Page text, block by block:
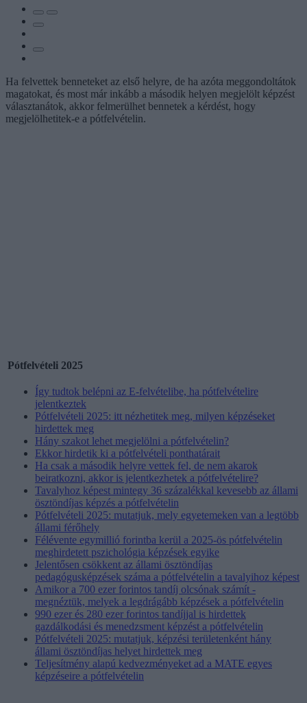
Ha felvettek benneteket az első helyre, de ha azóta meggondoltátok
magatokat, és most már inkább a második helyen megjelölt képzést
választanátok, akkor felmerülhet bennetek a kérdést, hogy
megjelölhetitek-e a pótfelvételin.
Pótfelvételi 2025
Így tudtok belépni az E-felvételibe, ha pótfelvételire
jelentkeztek
Pótfelvételi 2025: itt nézhetitek meg, milyen képzéseket
hirdettek meg
Hány szakot lehet megjelölni a pótfelvételin?
Ekkor hirdetik ki a pótfelvételi ponthatárait
Ha csak a második helyre vettek fel, de nem akarok
beiratkozni, akkor is jelentkezhetek a pótfelvételire?
Tavalyhoz képest mintegy 36 százalékkal kevesebb az állami
ösztöndíjas képzés a pótfelvételin
Pótfelvételi 2025: mutatjuk, mely egyetemeken van a legtöbb
állami férőhely
Félévente egymillió forintba kerül a 2025-ös pótfelvételin
meghirdetett pszichológia képzések egyike
Jelentősen csökkent az állami ösztöndíjas
pedagógusképzések száma a pótfelvételin a tavalyihoz képest
Amikor a 700 ezer forintos tandíj olcsónak számít -
megnéztük, melyek a legdrágább képzések a pótfelvételin
990 ezer és 280 ezer forintos tandíjjal is hirdettek
gazdálkodási és menedzsment képzést a pótfelvételin
Pótfelvételi 2025: mutatjuk, képzési területenként hány
állami ösztöndíjas helyet hirdettek meg
Teljesítmény alapú kedvezményeket ad a MATE egyes
képzéseire a pótfelvételin